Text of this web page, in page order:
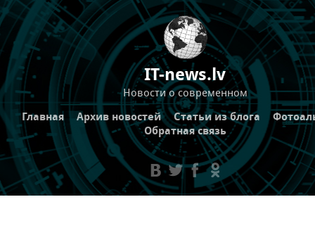
IT-news.lv
Новости о современном
Главная Архив новостей Статьи из блога
Обратная связь